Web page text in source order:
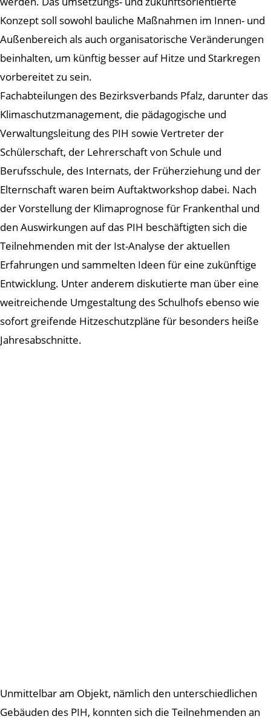
Konzept soll sowohl bauliche Maßnahmen im Innen- und
Außenbereich als auch organisatorische Veränderungen
beinhalten, um künftig besser auf Hitze und Starkregen
vorbereitet zu sein.
Fachabteilungen des Bezirksverbands Pfalz, darunter das
Klimaschutzmanagement, die pädagogische und
Verwaltungsleitung des PIH sowie Vertreter der
Schülerschaft, der Lehrerschaft von Schule und
Berufsschule, des Internats, der Früherziehung und der
Elternschaft waren beim Auftaktworkshop dabei. Nach
der Vorstellung der Klimaprognose für Frankenthal und
den Auswirkungen auf das PIH beschäftigten sich die
Teilnehmenden mit der Ist-Analyse der aktuellen
Erfahrungen und sammelten Ideen für eine zukünftige
Entwicklung. Unter anderem diskutierte man über eine
weitreichende Umgestaltung des Schulhofs ebenso wie
sofort greifende Hitzeschutzpläne für besonders heiße
Jahresabschnitte.
Unmittelbar am Objekt, nämlich den unterschiedlichen
Gebäuden des PIH, konnten sich die Teilnehmenden an